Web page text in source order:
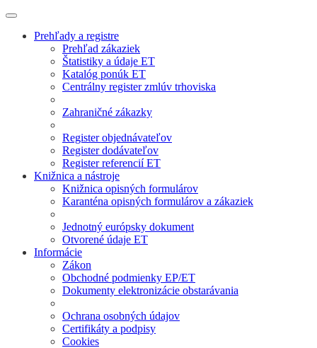
Prehľady a registre
Prehľad zákaziek
Štatistiky a údaje ET
Katalóg ponúk ET
Centrálny register zmlúv trhoviska
Zahraničné zákazky
Register objednávateľov
Register dodávateľov
Register referencií ET
Knižnica a nástroje
Knižnica opisných formulárov
Karanténa opisných formulárov a zákaziek
Jednotný európsky dokument
Otvorené údaje ET
Informácie
Zákon
Obchodné podmienky EP/ET
Dokumenty elektronizácie obstarávania
Ochrana osobných údajov
Certifikáty a podpisy
Cookies